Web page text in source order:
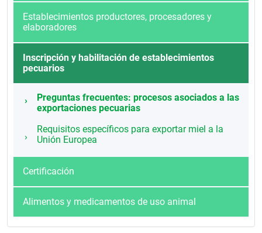
Establecimientos productores, procesadores y
elaboradores
Inscripción y habilitación de establecimientos
pecuarios
Preguntas frecuentes: procesos asociados a las
exportaciones pecuarias
Requisitos específicos para exportar miel a la
Unión Europea
Certificación
Alimentos y medicamentos de uso animal